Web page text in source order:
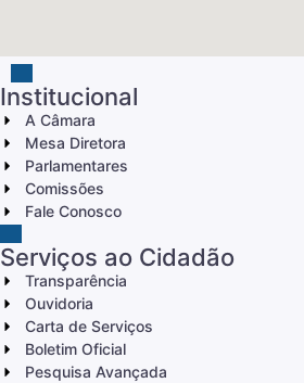
Institucional
A Câmara
Mesa Diretora
Parlamentares
Comissões
Fale Conosco
Serviços ao Cidadão
Transparência
Ouvidoria
Carta de Serviços
Boletim Oficial
Pesquisa Avançada